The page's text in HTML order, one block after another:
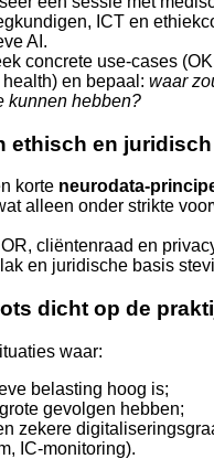
ICT en
AI.
concrete use-cases
health) en bepaal: waar
kunnen hebben?
ethisch en
korte neurodata-
alleen onder strikte
cliëntenraad en
en juridische basis
dicht op de
waar:
belasting hoog is;
gevolgen hebben;
zekere
IC-monitoring).